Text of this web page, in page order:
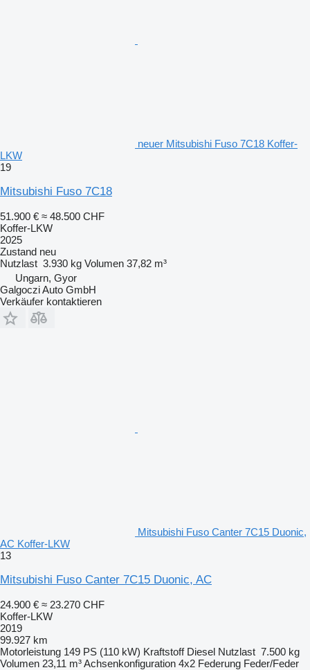
neuer Mitsubishi Fuso 7C18 Koffer-
LKW
19
Mitsubishi Fuso 7C18
51.900 € ≈ 48.500 CHF
Koffer-LKW
2025
Zustand neu
Nutzlast 3.930 kg Volumen 37,82 m³
Ungarn, Gyor
Galgoczi Auto GmbH
Verkäufer kontaktieren
Mitsubishi Fuso Canter 7C15 Duonic,
AC Koffer-LKW
13
Mitsubishi Fuso Canter 7C15 Duonic, AC
24.900 € ≈ 23.270 CHF
Koffer-LKW
2019
99.927 km
Motorleistung 149 PS (110 kW) Kraftstoff Diesel Nutzlast 7.500 kg
Volumen 23,11 m³Achsenkonfiguration 4x2 Federung Feder/Feder